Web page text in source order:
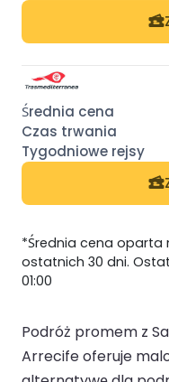
*Średnia cena oparta
ostatnich 30 dni.
01:00
Podróż promem z
Arrecife oferuje